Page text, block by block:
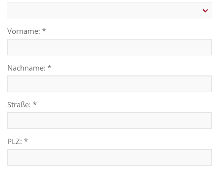
Vorname: *
Nachname: *
Straße: *
PLZ: *